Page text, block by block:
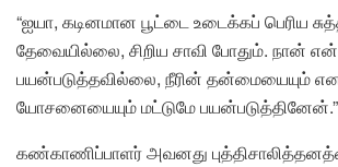
“ஐயா, கடினமான பூட்டை உடைக்கப் பெரிய
தேவையில்லை, சிறிய சாவி போதும். நான்
பயன்படுத்தவில்லை, நீரின் தன்மையையும்
யோசனையையும் மட்டுமே பயன்படுத்தினேன்.”
கண்காணிப்பாளர் அவனது